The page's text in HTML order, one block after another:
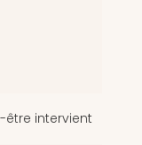
être intervient